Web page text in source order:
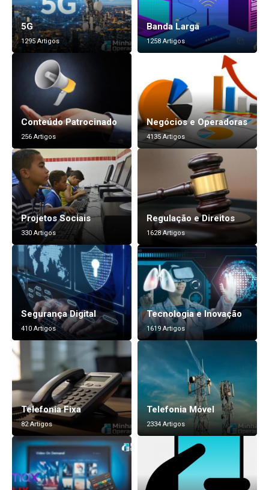
5G
1295 Artigos
Banda Larga
1258 Artigos
Conteúdo Patrocinado
256 Artigos
Negócios e Operadoras
4135 Artigos
Projetos Sociais
330 Artigos
Regulação e Direitos
1628 Artigos
Segurança Digital
410 Artigos
Tecnologia e Inovação
1619 Artigos
Telefonia Fixa
82 Artigos
Telefonia Móvel
2334 Artigos